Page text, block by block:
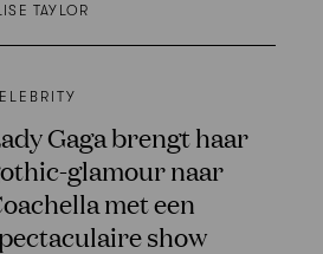
TAYLOR
Gaga brengt haar
glamour naar
met een
show